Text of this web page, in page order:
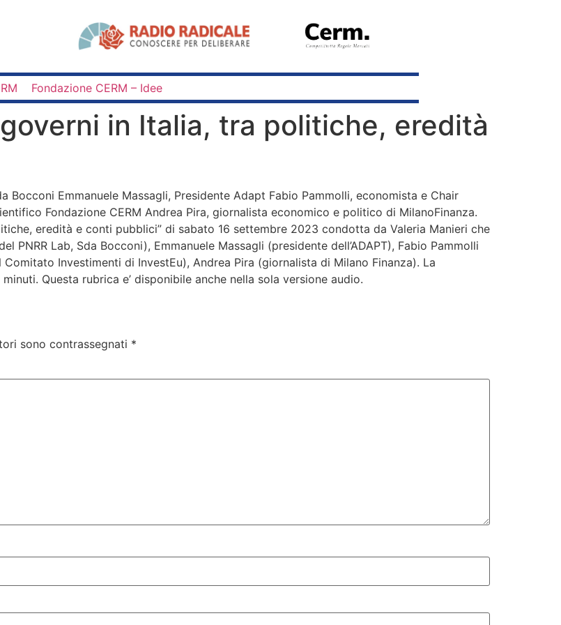
Fondazione CERM – Idee
in Italia, tra politiche, eredità
Bocconi Emmanuele Massagli, Presidente Adapt Fabio Pammolli, economista e Chair
Fondazione CERM Andrea Pira, giornalista economico e politico di MilanoFinanza.
eredità e conti pubblici” di sabato 16 settembre 2023 condotta da Valeria Manieri che
Lab, Sda Bocconi), Emmanuele Massagli (presidente dell’ADAPT), Fabio Pammolli
Investimenti di InvestEu), Andrea Pira (giornalista di Milano Finanza). La
Questa rubrica e’ disponibile anche nella sola versione audio.
sono contrassegnati *